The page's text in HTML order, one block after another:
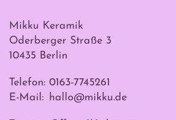
Mikku Keramik
Oderberger Straße 3
10435 Berlin
Telefon: 0163-7745261
E-Mail: hallo@mikku.de